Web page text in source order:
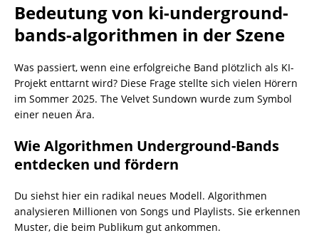
Bedeutung von ki-underground-
bands-algorithmen in der Szene
Was passiert, wenn eine erfolgreiche Band plötzlich als KI-
Projekt enttarnt wird? Diese Frage stellte sich vielen Hörern
im Sommer 2025. The Velvet Sundown wurde zum Symbol
einer neuen Ära.
Wie Algorithmen Underground-Bands
entdecken und fördern
Du siehst hier ein radikal neues Modell. Algorithmen
analysieren Millionen von Songs und Playlists. Sie erkennen
Muster, die beim Publikum gut ankommen.